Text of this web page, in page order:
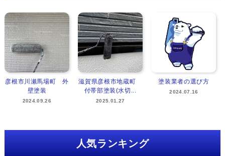
彦根市川瀬馬場町 外
壁塗装
2024.09.26
滋賀県彦根市地蔵町
付帯部塗装(水切...
2025.01.27
塗装業者の選び方
2024.07.16
人気ランキング